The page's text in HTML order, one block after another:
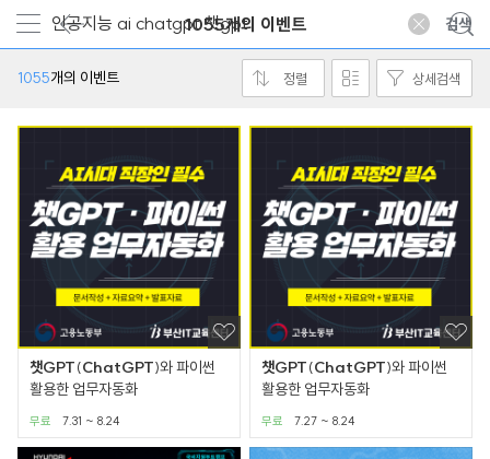
1055개의 이벤트
1055개의 이벤트 정렬 상세검색
챗GPT(ChatGPT)와 파이썬
활용한 업무자동화
7.31 ~ 8.24
무료
챗GPT(ChatGPT)와 파이썬
활용한 업무자동화
7.27 ~ 8.24
무료